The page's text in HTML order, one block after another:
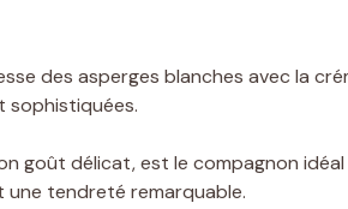
des asperges blanches avec la
sophistiquées.
goût délicat, est le compagnon idéal
une tendreté remarquable.